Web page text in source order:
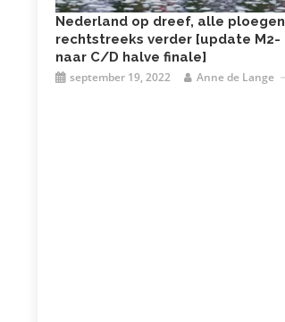
Nederland op dreef, alle ploegen
rechtstreeks verder [update M2-
naar C/D halve finale]
september 19, 2022 Anne de Lange